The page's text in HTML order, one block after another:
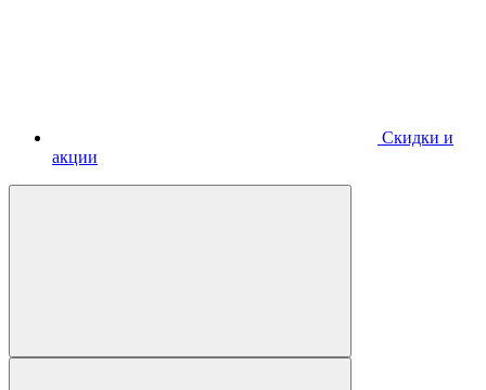
Скидки и
акции